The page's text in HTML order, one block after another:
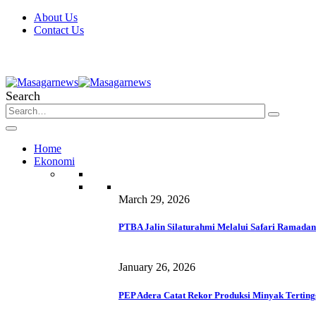
About Us
Contact Us
Search
Home
Ekonomi
March 29, 2026
PTBA Jalin Silaturahmi Melalui Safari Ramadan
January 26, 2026
PEP Adera Catat Rekor Produksi Minyak